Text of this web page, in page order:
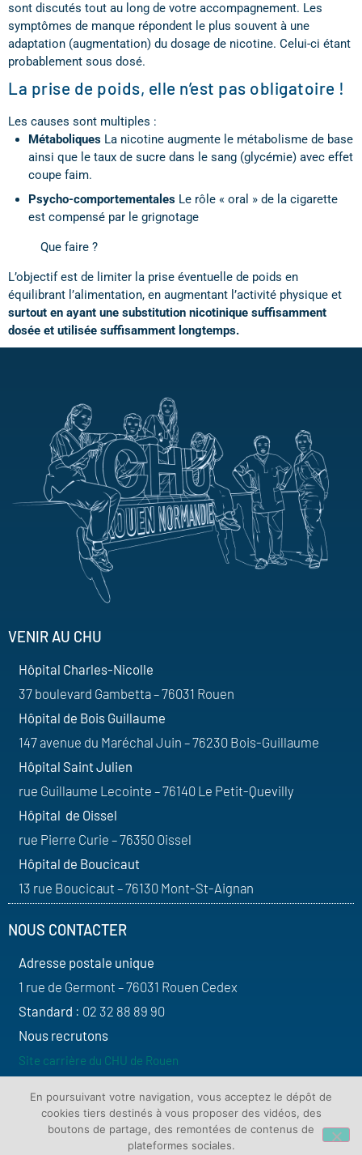
sont discutés tout au long de votre accompagnement. Les
symptômes de manque répondent le plus souvent à une
adaptation (augmentation) du dosage de nicotine. Celui-ci étant
probablement sous dosé.
La prise de poids, elle n’est pas obligatoire !
Les causes sont multiples :
Métaboliques La nicotine augmente le métabolisme de base
ainsi que le taux de sucre dans le sang (glycémie) avec effet
coupe faim.
Psycho-comportementales Le rôle « oral » de la cigarette
est compensé par le grignotage
Que faire ?
L’objectif est de limiter la prise éventuelle de poids en
équilibrant l’alimentation, en augmentant l’activité physique et
surtout en ayant une substitution nicotinique suffisamment
dosée et utilisée suffisamment longtemps.
VENIR AU CHU
Hôpital Charles-Nicolle
37 boulevard Gambetta – 76031 Rouen
Hôpital de Bois Guillaume
147 avenue du Maréchal Juin – 76230 Bois-Guillaume
Hôpital Saint Julien
rue Guillaume Lecointe – 76140 Le Petit-Quevilly
Hôpital de Oissel
rue Pierre Curie – 76350 Oissel
Hôpital de Boucicaut
13 rue Boucicaut – 76130 Mont-St-Aignan
NOUS CONTACTER
Adresse postale unique
1 rue de Germont – 76031 Rouen Cedex
Standard : 02 32 88 89 90
Nous recrutons
Site carrière du CHU de Rouen
SUIVEZ-NOUS
En poursuivant votre navigation, vous acceptez le dépôt de
cookies tiers destinés à vous proposer des vidéos, des
boutons de partage, des remontées de contenus de
plateformes sociales.